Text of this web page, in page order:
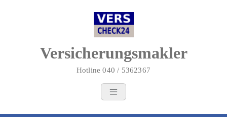
Versicherungsmakler
Hotline 040 / 5362367